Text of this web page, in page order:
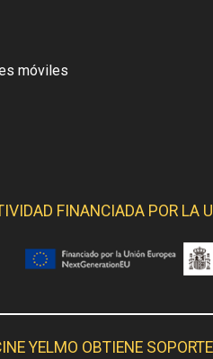
móviles
FINANCIADA POR LA
YELMO OBTIENE